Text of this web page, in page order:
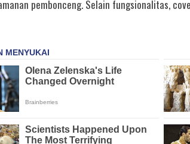
pembonceng. Selain fungsionalitas,